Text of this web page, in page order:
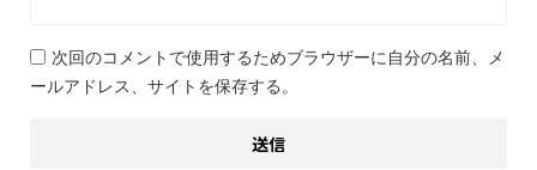
次回のコメントで使用するためブラウザーに自分の名前、メ
ールアドレス、サイトを保存する。